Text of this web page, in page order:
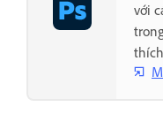
với